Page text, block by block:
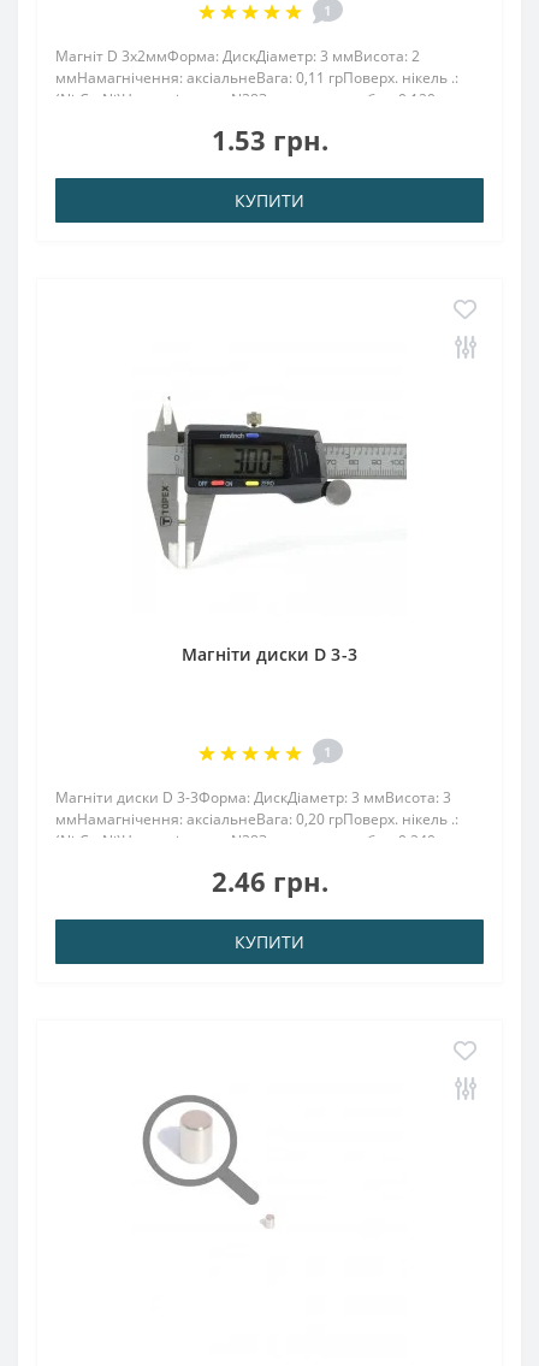
1
Магніт D 3х2ммФорма: ДискДіаметр: 3 ммВисота: 2
ммНамагнічення: аксіальнеВага: 0,11 грПоверх. нікель .:
(Ni-Cu-Ni)Намагнічення: N38Зчеплення прибл .: 0.120
магніт має високу силу притягання зав..
1.53 грн.
КУПИТИ
Магніти диски D 3-3
1
Магніти диски D 3-3Форма: ДискДіаметр: 3 ммВисота: 3
ммНамагнічення: аксіальнеВага: 0,20 грПоверх. нікель .:
(Ni-Cu-Ni)Намагнічення: N38Зчеплення прибл .: 0.240
розміром 3х3 мм, виготовлени..
2.46 грн.
КУПИТИ